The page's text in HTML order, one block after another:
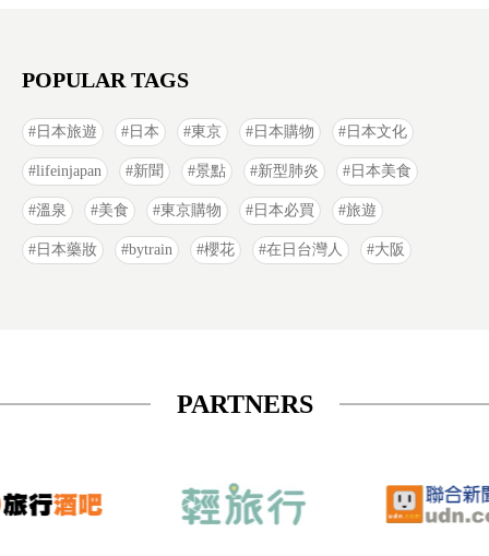
POPULAR TAGS
日本旅遊 日本 東京 日本購物 日本文化
lifeinjapan 新聞 景點 新型肺炎 日本美食
溫泉 美食 東京購物 日本必買 旅遊
日本藥妝 bytrain 櫻花 在日台灣人 大阪
PARTNERS